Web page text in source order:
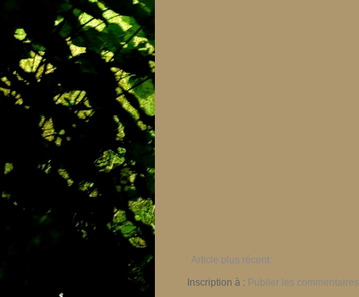
Article plus récent
Inscription à : Publier les